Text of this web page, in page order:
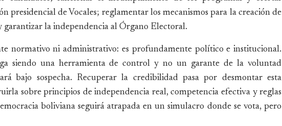
presidencial de Vocales; reglamentar los mecanismos para la creación de
la independencia al Órgano Electoral.
normativo ni administrativo: es profundamente político e institucional.
siendo una herramienta de control y no un garante de la voluntad
bajo sospecha. Recuperar la credibilidad pasa por desmontar esta
sobre principios de independencia real, competencia efectiva y reglas
boliviana seguirá atrapada en un simulacro donde se vota, pero